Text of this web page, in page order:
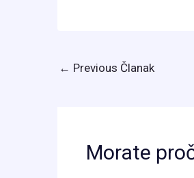
← Previous Članak
Morate